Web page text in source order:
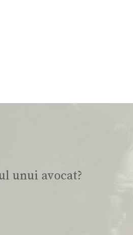
unui avocat?